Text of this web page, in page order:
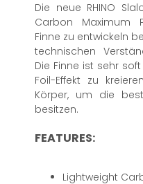
Die neue RHINO
Carbon Maximum
Finne zu entwickeln
technischen
Die Finne ist sehr
Foil-Effekt zu
Körper, um die
besitzen.
FEATURES:
Lightweight